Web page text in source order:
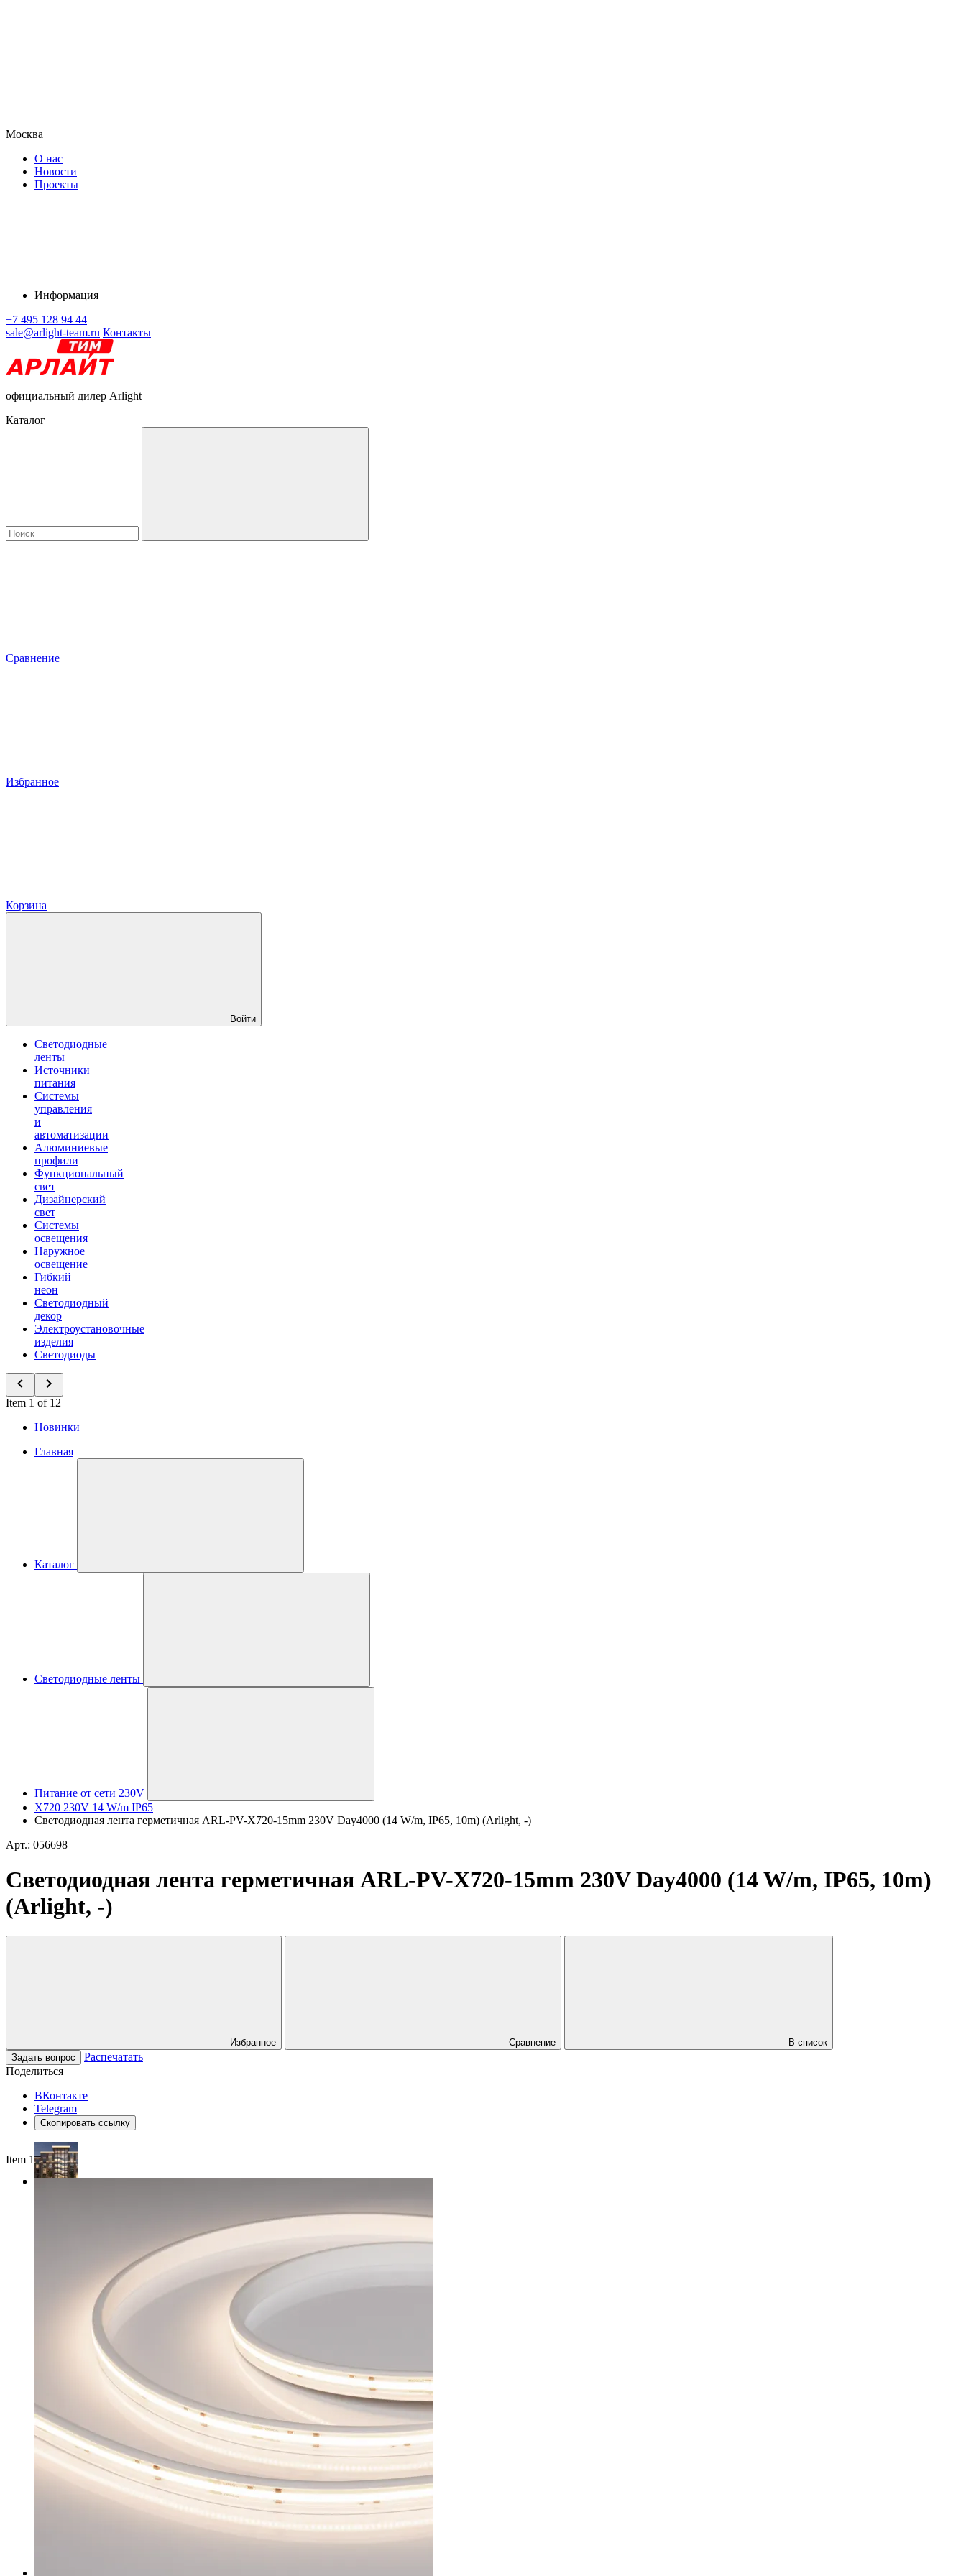
Москва
О нас
Новости
Проекты
Информация
+7 495 128 94 44
sale@arlight-team.ru Контакты
официальный дилер Arlight
Каталог
Сравнение
Избранное
Корзина
Войти
Светодиодные
ленты
Источники
питания
Системы
управления
и
автоматизации
Алюминиевые
профили
Функциональный
свет
Дизайнерский
свет
Системы
освещения
Наружное
освещение
Гибкий
неон
Светодиодный
декор
Электроустановочные
изделия
Светодиоды
Item 1 of 12
Новинки
Главная
Каталог
Светодиодные ленты
Питание от сети 230V
X720 230V 14 W/m IP65
Светодиодная лента герметичная ARL-PV-X720-15mm 230V Day4000 (14 W/m, IP65, 10m) (Arlight, -)
Арт.: 056698
Светодиодная лента герметичная ARL-PV-X720-15mm 230V Day4000 (14 W/m, IP65, 10m)
(Arlight, -)
Избранное Сравнение
В список
Задать вопрос
Распечатать
Поделиться
ВКонтакте
Telegram
Скопировать ссылку
Item 1 of 4